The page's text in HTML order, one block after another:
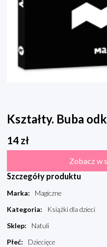
Kształty. Buba
14 zł
Zobacz w
Szczegóły produktu
Marka:
Magiczne
Kategoria:
Książki dla dzieci
Sklep:
Natuli
Płeć: Dziecięce